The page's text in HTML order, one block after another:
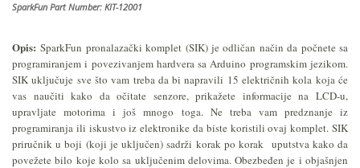
SparkFun Part Number: KIT-12001
Opis: SparkFun pronalazački komplet (SIK) je odličan način da počnete sa
programiranjem i povezivanjem hardvera sa Arduino programskim jezikom.
SIK uključuje sve što vam treba da bi napravili 15 električnih kola koja će
vas naučiti kako da očitate senzore, prikažete informacije na LCD-u,
upravljate motorima i još mnogo toga. Ne treba vam predznanje iz
programiranja ili iskustvo iz elektronike da biste koristili ovaj komplet. SIK
priručnik u boji (koji je uključen) sadrži korak po korak uputstva kako da
povežete bilo koje kolo sa uključenim delovima. Obezbeđen je i objašnjen